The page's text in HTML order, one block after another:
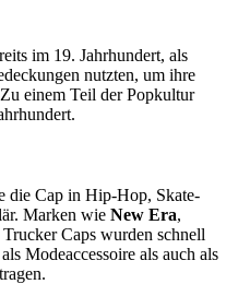
im 19. Jahrhundert, als
nutzten, um ihre
einem Teil der Popkultur
die Cap in Hip-Hop, Skate-
Marken wie New Era,
Caps wurden schnell
Modeaccessoire als auch als